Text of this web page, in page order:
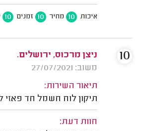
איכות 10 מחיר 10 זמנים 10
ניצן מרכוס, ירושלים.
משוב: 27/07/2021
תיאור השירות:
תיקון לוח חשמל חד פאזי
חוות דעת:
10